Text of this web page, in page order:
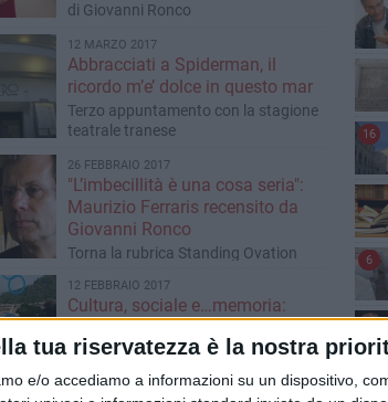
tua riservatezza è la nostra
e/o accediamo a informazioni su un dispositivo,
di Giovanni Ronco
12 MARZO 2017
Abbracciati a Spiderman, il
ricordo m’e’ dolce in questo mar
Terzo appuntamento con la stagione
teatrale tranese
26 FEBBRAIO 2017
"L’imbecillità è una cosa seria":
Maurizio Ferraris recensito da
Giovanni Ronco
Torna la rubrica Standing Ovation
12 FEBBRAIO 2017
Cultura, sociale e…memoria:
mente allenata con allegria, il
progetto dell’ Anteas
STANDING OVATION – Le recensioni
16
6